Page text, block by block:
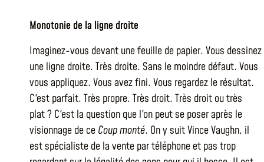
Monotonie de la ligne droite
Imaginez-vous devant une feuille de papier. Vous dessinez
une ligne droite. Très droite. Sans le moindre défaut. Vous
vous appliquez. Vous avez fini. Vous regardez le résultat.
C'est parfait. Très propre. Très droit. Très droit ou très
plat ? C'est la question que l'on peut se poser après le
visionnage de ce Coup monté. On y suit Vince Vaughn, il
est spécialiste de la vente par téléphone et pas trop